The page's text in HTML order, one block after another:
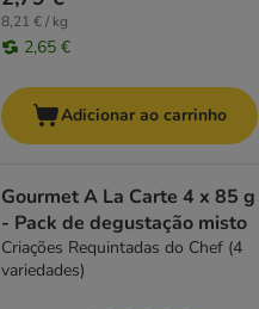
8,21 € / kg
2,65 €
Adicionar ao carrinho
Gourmet A La Carte 4 x 85 g
- Pack de degustação misto
Criações Requintadas do Chef (4
variedades)